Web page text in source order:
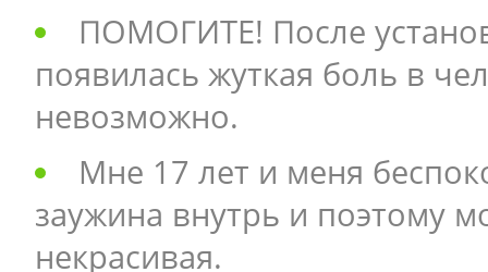
ПОМОГИТЕ! После
появилась жуткая боль в
невозможно.
Мне 17 лет и меня
заужина внутрь и поэтому
некрасивая.